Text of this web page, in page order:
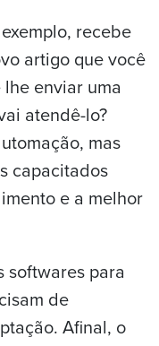
recebe
artigo que você
enviar uma
atendê-lo?
mas
capacitados
e a melhor
softwares para
de
Afinal, o